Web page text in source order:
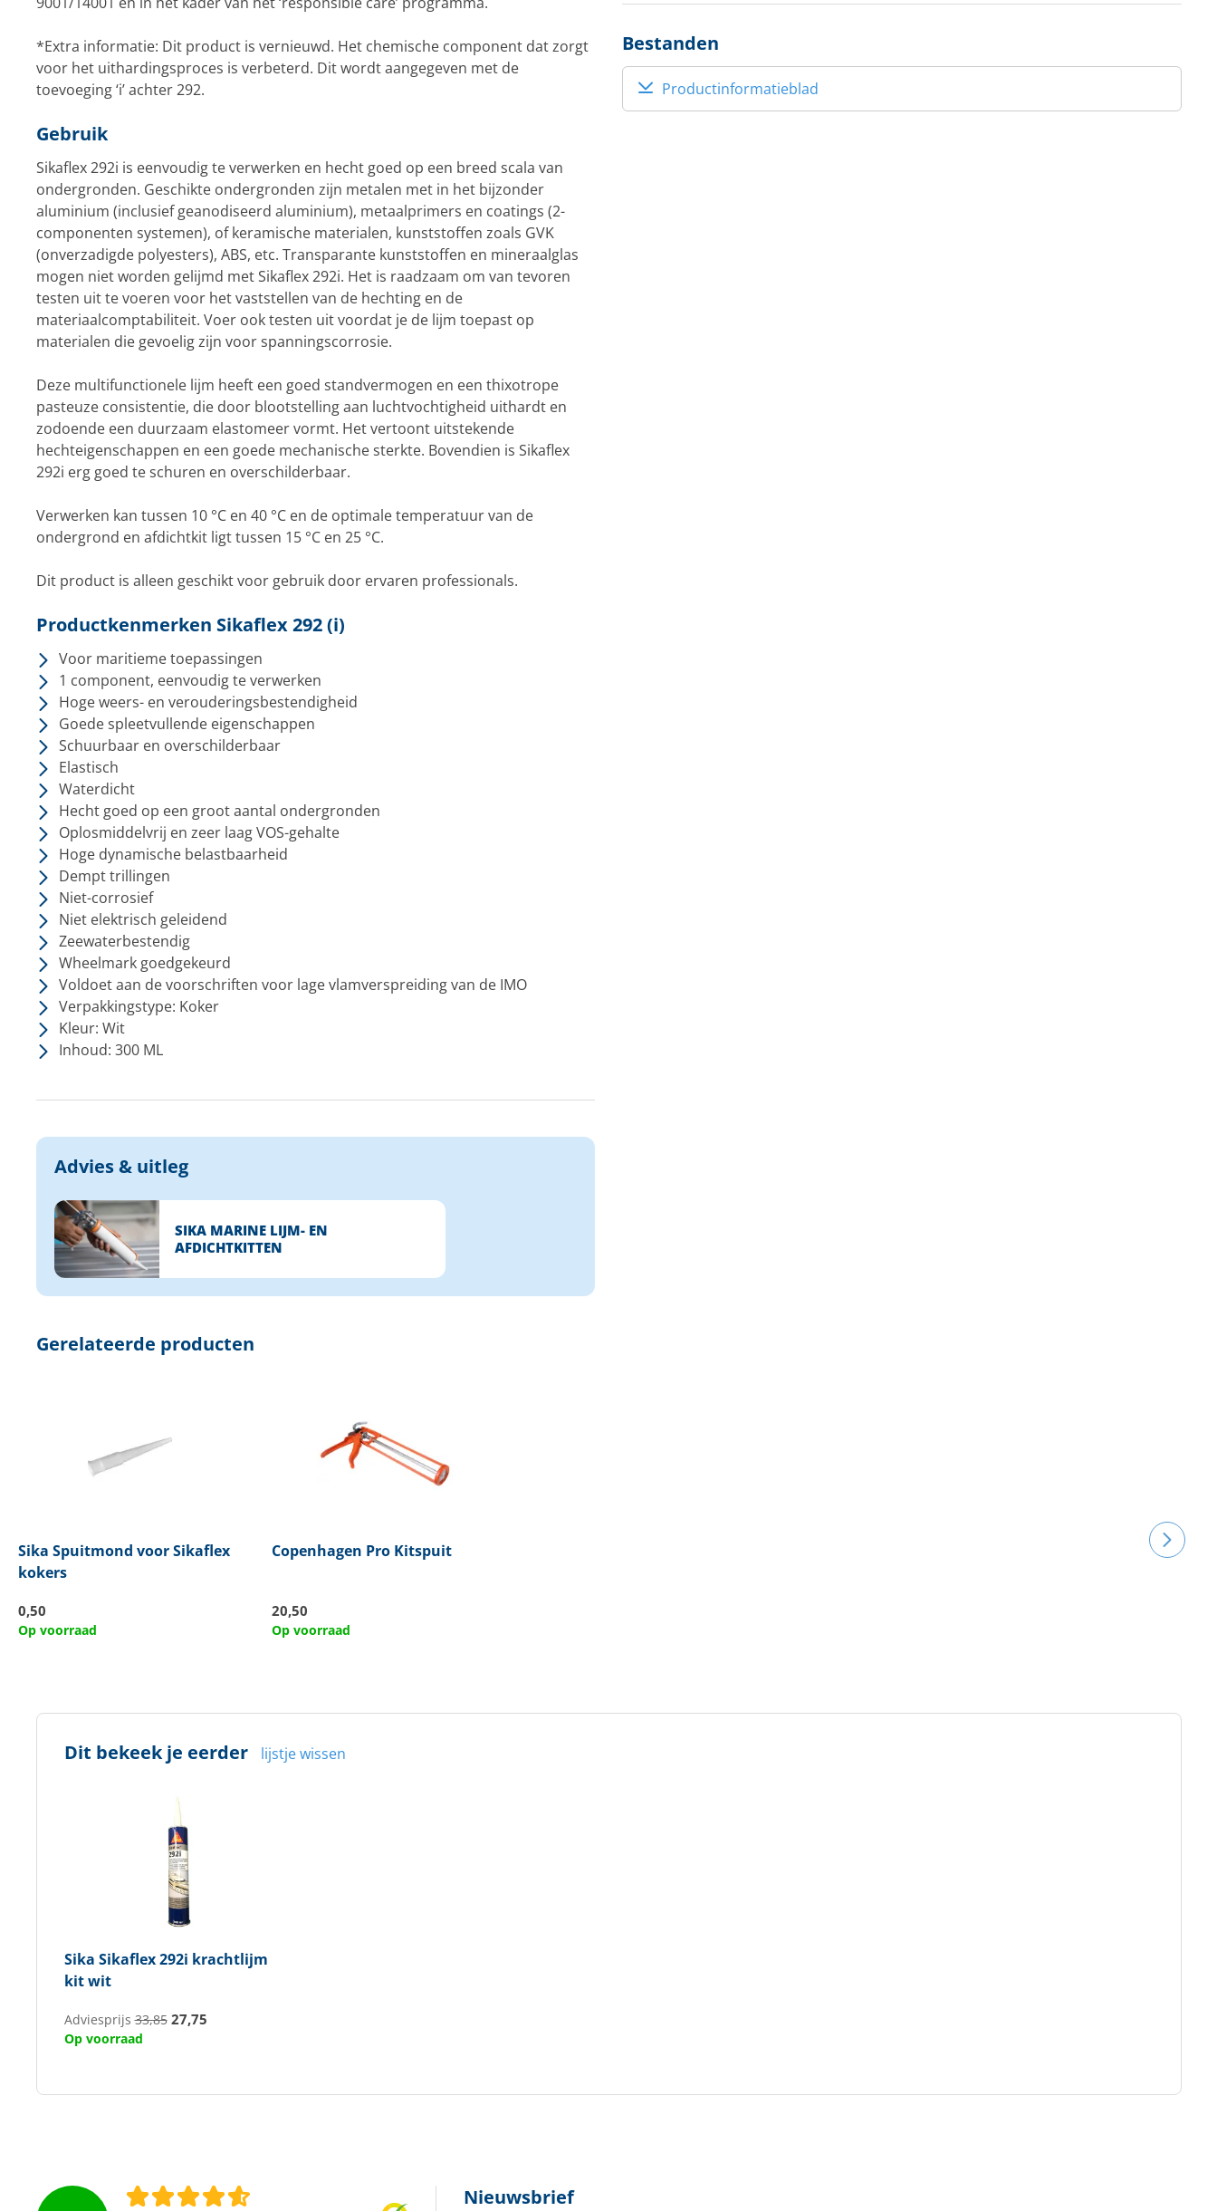
*Extra informatie: Dit product is vernieuwd. Het chemische component dat zorgt
voor het uithardingsproces is verbeterd. Dit wordt aangegeven met de
toevoeging ‘i’ achter 292.
Gebruik
Sikaflex 292i is eenvoudig te verwerken en hecht goed op een breed scala van
ondergronden. Geschikte ondergronden zijn metalen met in het bijzonder
aluminium (inclusief geanodiseerd aluminium), metaalprimers en coatings (2-
componenten systemen), of keramische materialen, kunststoffen zoals GVK
(onverzadigde polyesters), ABS, etc. Transparante kunststoffen en mineraalglas
mogen niet worden gelijmd met Sikaflex 292i. Het is raadzaam om van tevoren
testen uit te voeren voor het vaststellen van de hechting en de
materiaalcomptabiliteit. Voer ook testen uit voordat je de lijm toepast op
materialen die gevoelig zijn voor spanningscorrosie.
Deze multifunctionele lijm heeft een goed standvermogen en een thixotrope
pasteuze consistentie, die door blootstelling aan luchtvochtigheid uithardt en
zodoende een duurzaam elastomeer vormt. Het vertoont uitstekende
hechteigenschappen en een goede mechanische sterkte. Bovendien is Sikaflex
292i erg goed te schuren en overschilderbaar.
Verwerken kan tussen 10 °C en 40 °C en de optimale temperatuur van de
ondergrond en afdichtkit ligt tussen 15 °C en 25 °C.
Dit product is alleen geschikt voor gebruik door ervaren professionals.
Productkenmerken Sikaflex 292 (i)
Voor maritieme toepassingen
1 component, eenvoudig te verwerken
Hoge weers- en verouderingsbestendigheid
Goede spleetvullende eigenschappen
Schuurbaar en overschilderbaar
Elastisch
Waterdicht
Hecht goed op een groot aantal ondergronden
Oplosmiddelvrij en zeer laag VOS-gehalte
Hoge dynamische belastbaarheid
Dempt trillingen
Niet-corrosief
Niet elektrisch geleidend
Zeewaterbestendig
Wheelmark goedgekeurd
Voldoet aan de voorschriften voor lage vlamverspreiding van de IMO
Verpakkingstype: Koker
Kleur: Wit
Inhoud: 300 ML
Advies & uitleg
SIKA MARINE LIJM- EN
AFDICHTKITTEN
Bestanden
Productinformatieblad
Gerelateerde producten
Sika Spuitmond voor Sikaflex
kokers
0,50
Op voorraad
Copenhagen ProKitspuit
20,50
Op voorraad
Dit bekeek je eerder lijstje wissen
Sika Sikaflex 292i krachtlijm
kit wit
Adviesprijs33,85 27,75
Op voorraad
Nieuwsbrief